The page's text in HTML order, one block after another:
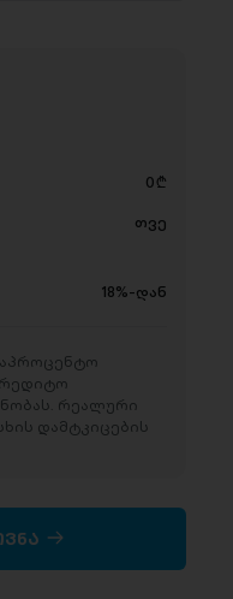
0 D
თვე
18%-დან
რეალური
დამტკიცების